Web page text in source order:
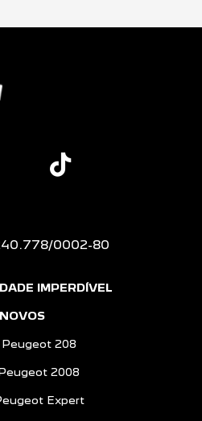
0002-80
IMPERDÍVEL
NOVOS
208
2008
Expert